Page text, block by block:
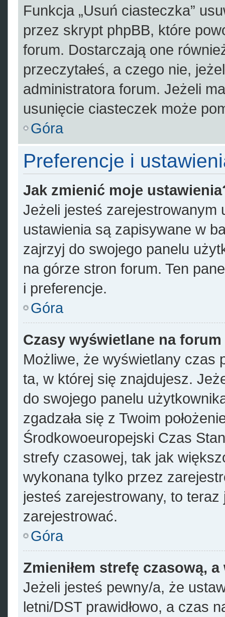
Funkcja „Usuń ciasteczka”
przez skrypt phpBB, które
forum. Dostarczają one
przeczytałeś, a czego nie,
administratora forum. Jeżeli
usunięcie ciasteczek może
Góra
Preferencje i
Jak zmienić moje
Jeżeli jesteś zarejestrowanym
ustawienia są zapisywane w
zajrzyj do swojego panelu
na górze stron forum. Ten
i preferencje.
Góra
Czasy wyświetlane na
Możliwe, że wyświetlany czas
ta, w której się znajdujesz.
do swojego panelu
zgadzała się z Twoim
Środkowoeuropejski Czas
strefy czasowej, tak jak
wykonana tylko przez
jesteś zarejestrowany, to
zarejestrować.
Góra
Zmieniłem strefę czasową,
Jeżeli jesteś pewny/a, że
letni/DST prawidłowo, a czas